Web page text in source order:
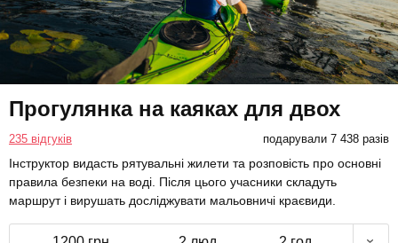
Прогулянка на каяках для двох
235 відгуків подарували 7 438 разів
Інструктор видасть рятувальні жилети та розповість про основні
правила безпеки на воді. Після цього учасники складуть
маршрут і вирушать досліджувати мальовничі краєвиди.